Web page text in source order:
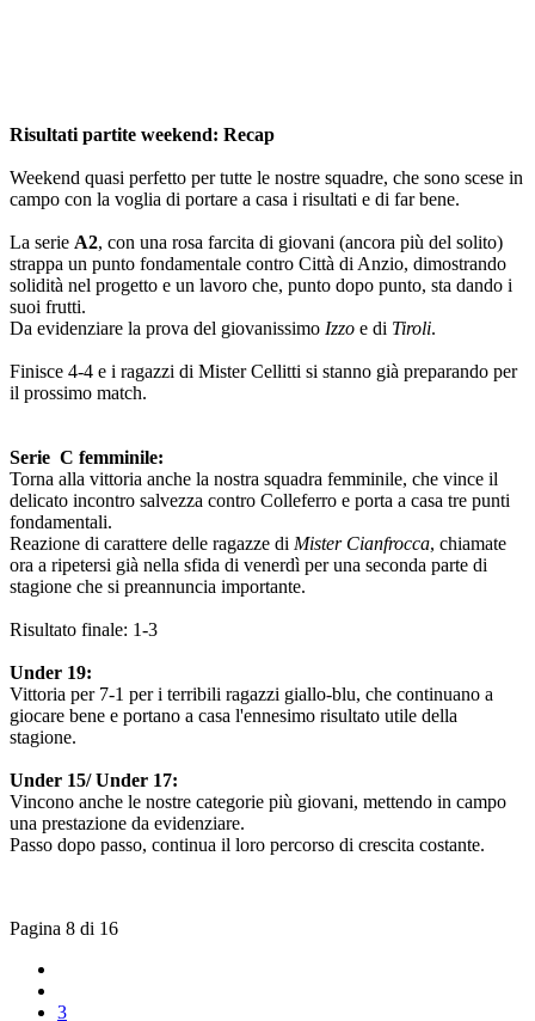
Risultati partite weekend: Recap
Weekend quasi perfetto per tutte le nostre squadre, che sono scese in
campo con la voglia di portare a casa i risultati e di far bene.
La serie A2, con una rosa farcita di giovani (ancora più del solito)
strappa un punto fondamentale contro Città di Anzio, dimostrando
solidità nel progetto e un lavoro che, punto dopo punto, sta dando i
suoi frutti.
Da evidenziare la prova del giovanissimo Izzo e di Tiroli.
Finisce 4-4 e i ragazzi di Mister Cellitti si stanno già preparando per
il prossimo match.
Serie C femminile:
Torna alla vittoria anche la nostra squadra femminile, che vince il
delicato incontro salvezza contro Colleferro e porta a casa tre punti
fondamentali.
Reazione di carattere delle ragazze di Mister Cianfrocca, chiamate
ora a ripetersi già nella sfida di venerdì per una seconda parte di
stagione che si preannuncia importante.
Risultato finale: 1-3
Under 19:
Vittoria per 7-1 per i terribili ragazzi giallo-blu, che continuano a
giocare bene e portano a casa l'ennesimo risultato utile della
stagione.
Under 15/ Under 17:
Vincono anche le nostre categorie più giovani, mettendo in campo
una prestazione da evidenziare.
Passo dopo passo, continua il loro percorso di crescita costante.
Pagina 8 di 16
3